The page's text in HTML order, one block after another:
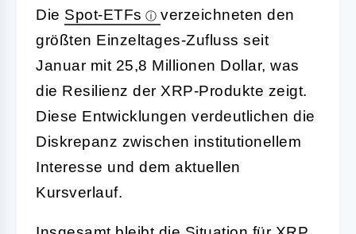
Die Spot-ETFs
verzeichneten den
größten Einzeltages-Zufluss seit
Januar mit 25,8 Millionen Dollar, was
die Resilienz der XRP-Produkte zeigt.
Diese Entwicklungen verdeutlichen die
Diskrepanz zwischen institutionellem
Interesse und dem aktuellen
Kursverlauf.